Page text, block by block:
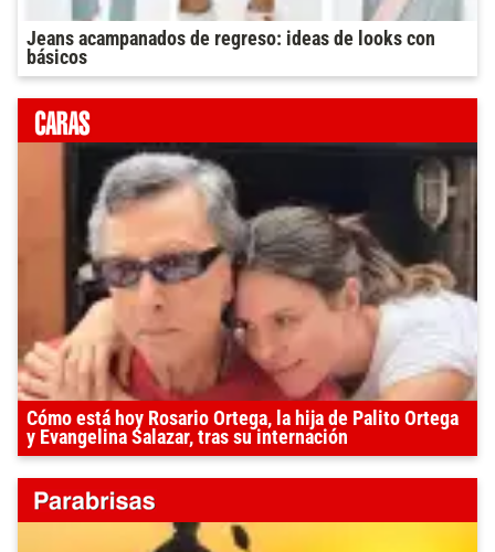
Jeans acampanados de regreso: ideas de looks con
básicos
Cómo está hoy Rosario Ortega, la hija de Palito Ortega
y Evangelina Salazar, tras su internación